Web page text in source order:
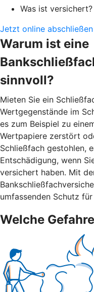
Was ist versichert?
Jetzt online abschließen
Warum ist eine
sinnvoll?
Mieten Sie ein
Wertgegenstände im
es zum Beispiel zu
Wertpapiere zerstört
Schließfach gestohlen,
Entschädigung, wenn
versichert haben. Mit
umfassenden Schutz
Welche